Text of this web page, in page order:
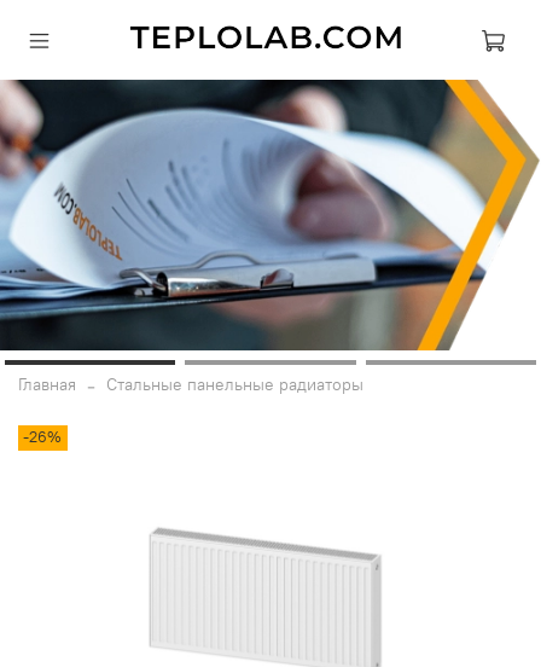
Главная Стальные панельные радиаторы
-26%